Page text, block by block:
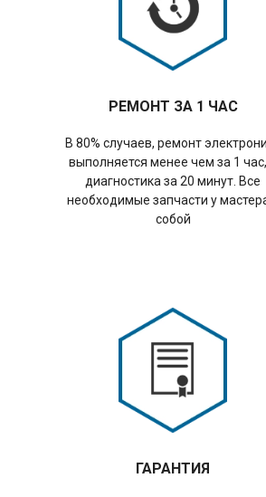
РЕМОНТ ЗА 1 ЧАС
В 80% случаев, ремонт
выполняется менее чем за 1
диагностика за 20 минут. Все
необходимые запчасти у
собой
ГАРАНТИЯ